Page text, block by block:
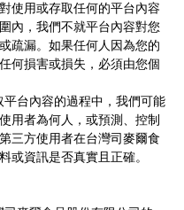
使用或存取任何的平台內容
內，我們不就平台內容對您
疏漏。如果任何人因為您的
何損害或損失，必須由您個
用者為何人，或預測、控制
三方使用者在台灣司麥爾食
或資訊是否真實且正確。